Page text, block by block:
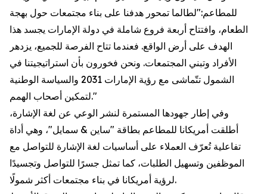
للمطاعم:"لطالما تمحور هدفنا على بناء مجتمعات حول بهجة
الطعام، وافتتاح أربعة فروع شاملة في دولة الإمارات يجسد هذا
الهدف على أرض الواقع. فعندما تتاح الفرصة للجميع، يزدهر
الأفراد وتبني المجتمعات. ونحن فخورون بأن استراتيجيتنا في
الشمول تتّماشى مع رؤية الإمارات 2031 والسياسة الوطنية
لتمكين أصحاب الهمم."
وفي إطار جهودها المستمرة لنشر الوعي عن لغة الإشارة،
أطلقت أمريكانا للمطاعم بطاقة "ساين & سمايل"، وهي أداة
تفاعلية تُعرّف العملاء على أساسيات لغة الإشارة للتواصل مع
الموظفين وتسهيل الطلبات، كما تمثل جسرًا للتواصل وتجسيدًا
لرؤية أمريكانا في بناء مجتمعات أكثر شمولًا.